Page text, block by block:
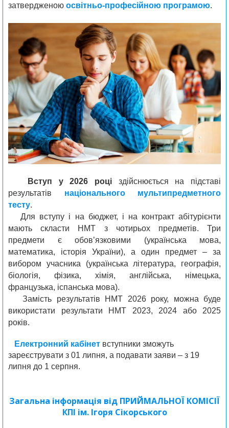
затвердженою освітньо-професійною програмою.
Вступ у 2026 році здійснюється на підставі
результатів національного мультипредметного
тесту.
Для вступу і на бюджет, і на контракт абітурієнти
мають скласти НМТ з чотирьох предметів. Три
предмети є обовʼязковими (українська мова,
математика, історія України), а один предмет – за
вибором учасника (українська література, географія,
біологія, фізика, хімія, англійська, німецька,
французька, іспанська мова).
Замість результатів НМТ 2026 року, можна буде
використати результати НМТ 2023, 2024 або 2025
років.
Електронний кабінет вступники зможуть
зареєструвати з 01 липня, а подавати заяви – з 19
липня до 1 серпня.
Загальна інформація від ПРИЙМАЛЬНОЇ КОМІСІЇ
КПІ ім. Ігоря Сікорського